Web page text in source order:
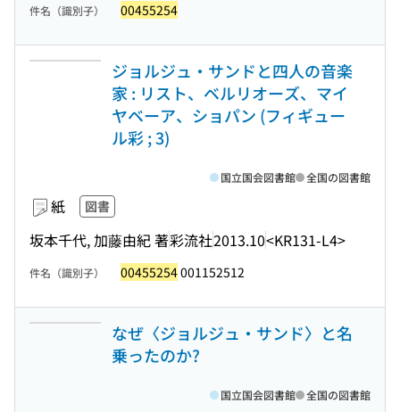
件名（識別子） 00455254
ジョルジュ・サンドと四人の音楽
家 : リスト、ベルリオーズ、マイ
ヤベーア、ショパン (フィギュー
ル彩 ; 3)
紙 図書
坂本千代, 加藤由紀 著彩流社2013.10<KR131-L4>
国立国会図書館 全国の図書館
件名（識別子） 00455254001152512
なぜ〈ジョルジュ・サンド〉と名
乗ったのか?
国立国会図書館 全国の図書館